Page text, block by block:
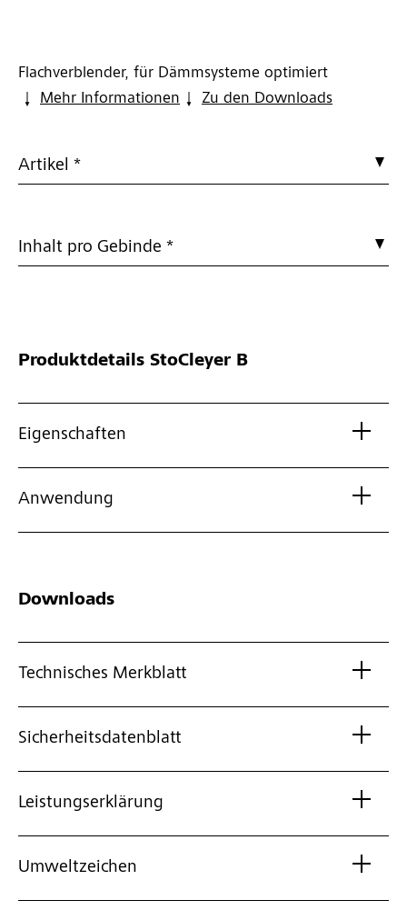
Flachverblender, für Dämmsysteme optimiert
Mehr Informationen
Zu den Downloads
Artikel *
Inhalt pro Gebinde *
Produktdetails StoCleyer B
Eigenschaften
Anwendung
Downloads
Technisches Merkblatt
Sicherheitsdatenblatt
Leistungserklärung
Umweltzeichen